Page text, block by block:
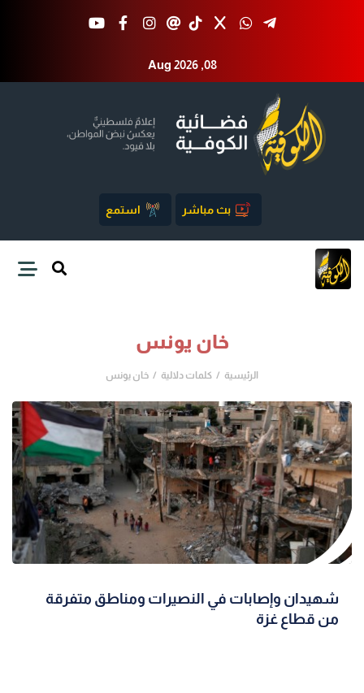
Aug 2026 ,08
بث مباشر استمع
خان يونس
الرئيسية كلمات دلالية خان يونس
شهيدان وإصابات في النصيرات ومناطق متفرقة
من قطاع غزة